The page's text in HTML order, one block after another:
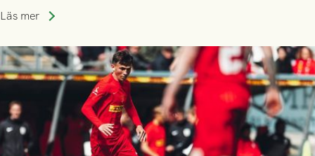
kvalet till Conference League! Avspark kl 19.00 på torsdag
Läs mer